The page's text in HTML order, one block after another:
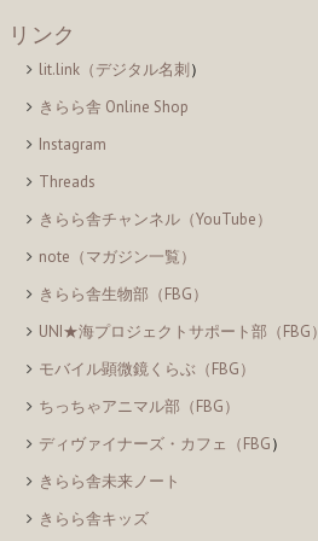
リンク
lit.link（デジタル名刺）
きらら舎 Online Shop
Instagram
Threads
きらら舎チャンネル（YouTube）
note（マガジン一覧）
きらら舎生物部（FBG）
UNI★海プロジェクトサポート部（FBG）
モバイル顕微鏡くらぶ（FBG）
ちっちゃアニマル部（FBG）
ディヴァイナーズ・カフェ（FBG）
きらら舎未来ノート
きらら舎キッズ